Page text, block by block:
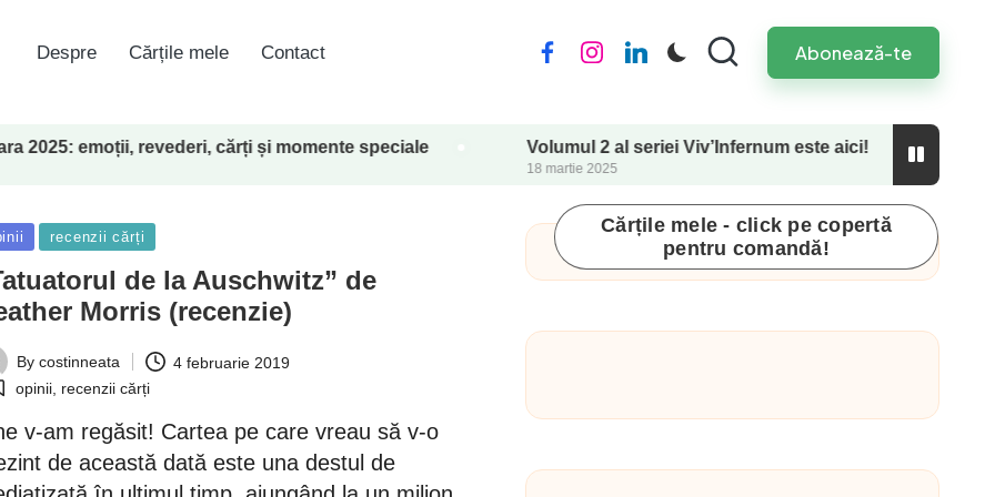
Despre Cărțile mele Contact FacebookInstagramLinkedIn Abonează-te
emoții, revederi, cărți și momente speciale Volumul 2 al seriei Viv’Infernum este aici!
18 martie 2025
recenzii cărți
de la Auschwitz” de
Morris (recenzie)
By costinneata
4 februarie 2019
opinii recenzii cărți
v-am regăsit! Cartea pe care vreau să v-o
de această dată este una destul de
Cărțile mele - click pe copertă
pentru comandă!